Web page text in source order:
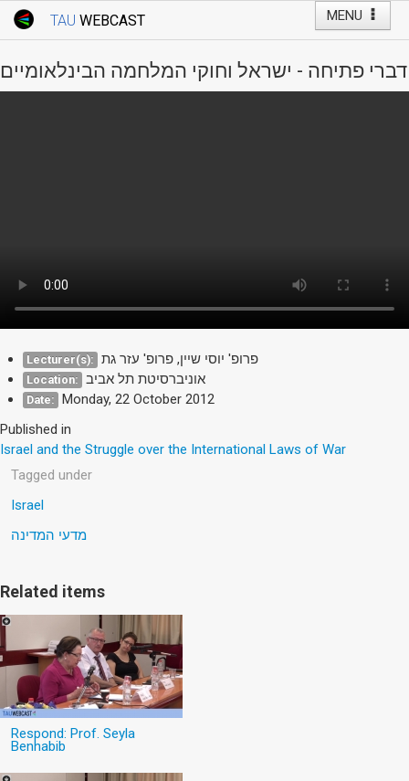
MENU
TAU WEBCAST
Webcast: Courses
Tel Aviv University
דברי פתיחה - ישראל וחוקי המלחמה הבינלאומיים
Lecturer(s): פרופ' יוסי שיין, פרופ' עזר גת
Location: אוניברסיטת תל אביב
Date: Monday, 22 October 2012
Published in
Israel and the Struggle over the International Laws of War
Tagged under
Israel
מדעי המדינה
Related items
Respond: Prof. Seyla
Benhabib